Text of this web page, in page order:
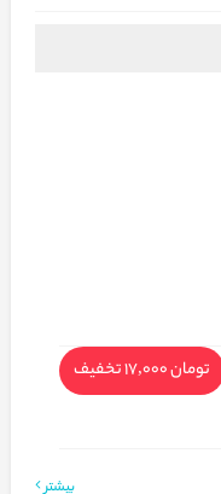
تومان 17,000 تخفیف
بیشتر